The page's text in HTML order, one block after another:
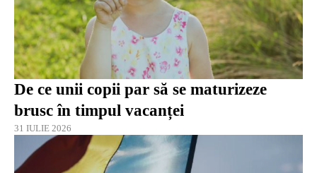
De ce unii copii par să se maturizeze
brusc în timpul vacanței
31 IULIE 2026